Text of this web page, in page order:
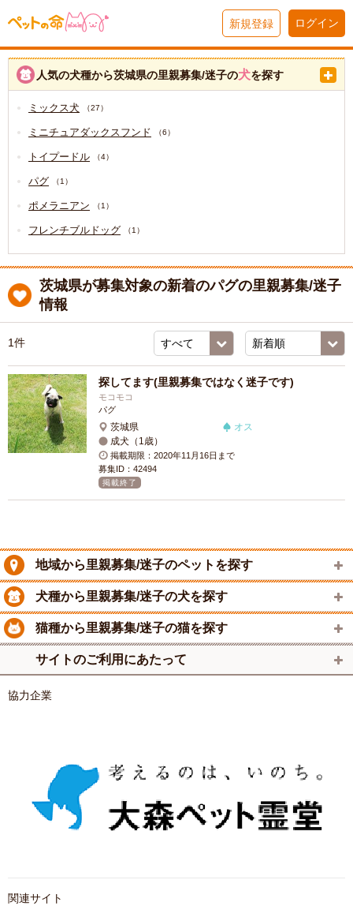
新規登録 ログイン
人気の犬種から茨城県の里親募集/迷子の犬を探す
ミックス犬 （27）
ミニチュアダックスフンド （6）
トイプードル （4）
パグ （1）
ポメラニアン （1）
フレンチブルドッグ （1）
茨城県が募集対象の新着のパグの里親募集/迷子
情報
1件
探してます(里親募集ではなく迷子です)
モコモコ
パグ
茨城県
オス
成犬（1歳）
掲載期限：2020年11月16日まで
募集ID：42494
掲載終了
地域から里親募集/迷子のペットを探す
犬種から里親募集/迷子の犬を探す
猫種から里親募集/迷子の猫を探す
サイトのご利用にあたって
協力企業
関連サイト